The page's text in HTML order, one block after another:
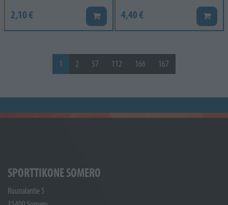
2,10 € Lisää koriin4,40 € Lisää
1 2 57 112 166 167
SPORTTIKONE SOMERO
Ruunalantie 5